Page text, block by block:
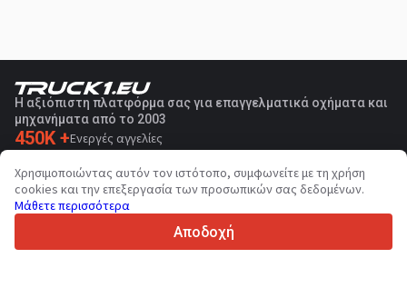
Η αξιόπιστη πλατφόρμα σας για επαγγελματικά οχήματα και
μηχανήματα από το 2003
450K +Ενεργές αγγελίες
36Υποστηριζόμενες γλώσσες
4.7/5
Χρησιμοποιώντας αυτόν τον ιστότοπο, συμφωνείτε με τη χρήση
cookies και την επεξεργασία των προσωπικών σας δεδομένων.
Μάθετε περισσότερα
Αποδοχή